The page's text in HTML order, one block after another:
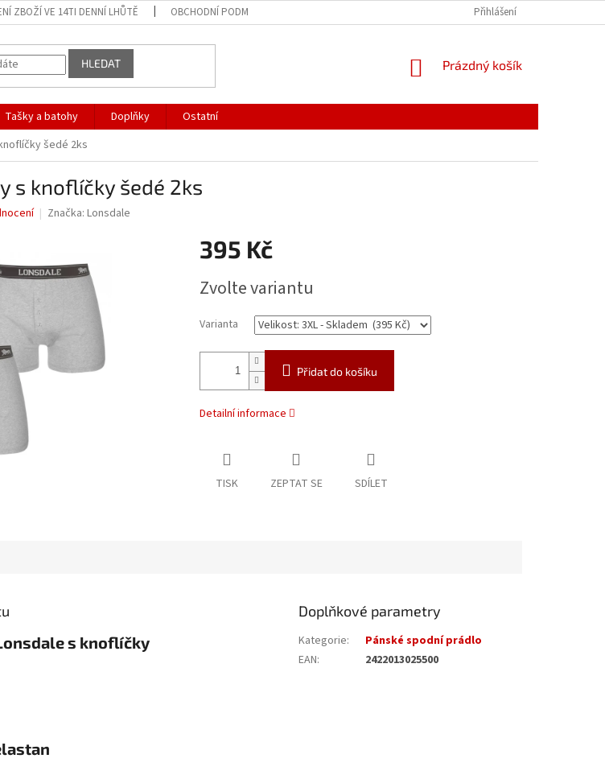
ZBOŽÍ VE 14TI DENNÍ LHŮTĚ OBCHODNÍ PODMÍNKY PODMÍNKY ZPRACOVÁNÍ OSOBNÍCH ÚDAJŮ
Přihlášení
HLEDAT
NÁKUPNÍ
Prázdný košík
Tašky a batohy Doplňky
Ostatní
šedé 2ks
s knoflíčky šedé 2ks
Značka: Lonsdale
395 Kč
cena:
Zvolte variantu
Varianta
Přidat do košíku
Detailní informace
TISK ZEPTAT SE SDÍLET
s knoflíčky
Doplňkové parametry
Kategorie:
Pánské spodní prádlo
EAN: 2422013025500